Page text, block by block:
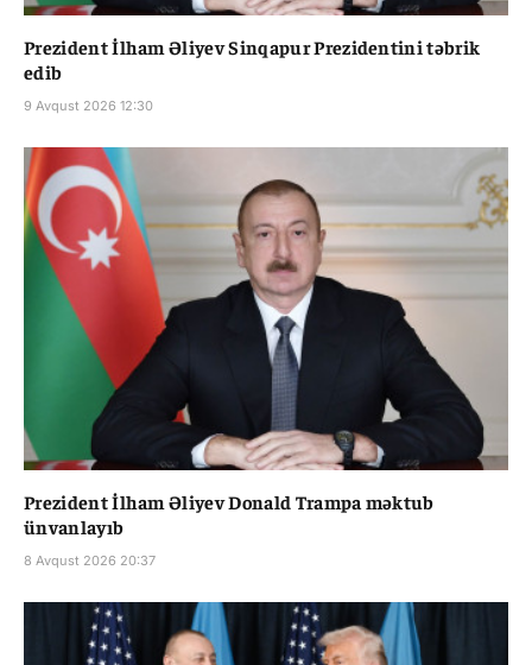
Prezident İlham Əliyev Sinqapur Prezidentini təbrik
edib
9 Avqust 2026 12:30
Prezident İlham Əliyev Donald Trampa məktub
ünvanlayıb
8 Avqust 2026 20:37